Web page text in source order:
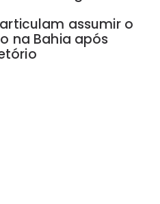
assumir o
na Bahia após